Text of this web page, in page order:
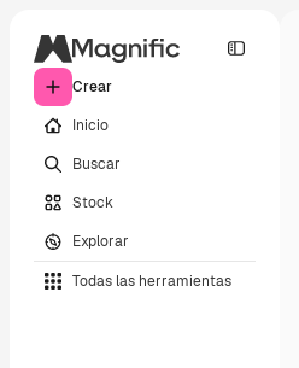
Crear
Inicio
Buscar
Stock
Explorar
Todas las herramientas